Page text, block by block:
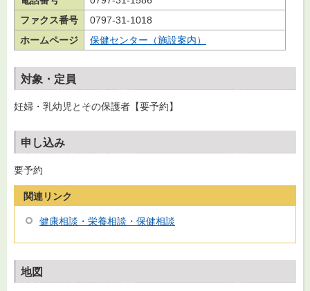
ファクス番号
0797-31-1018
ホームページ
保健センター（施設案内）
対象・定員
妊婦・乳幼児とその保護者【要予約】
申し込み
要予約
関連リンク
健康相談・栄養相談・保健相談
地図